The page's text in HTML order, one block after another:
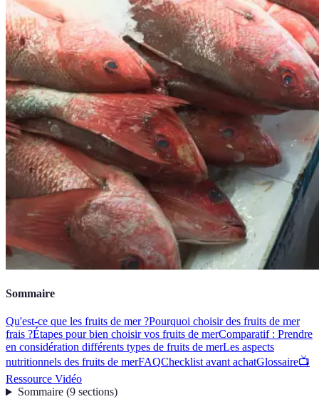
Sommaire
Qu'est-ce que les fruits de mer ?Pourquoi choisir des fruits de mer
frais ?Étapes pour bien choisir vos fruits de merComparatif : Prendre
en considération différents types de fruits de merLes aspects
nutritionnels des fruits de merFAQChecklist avant achatGlossaire📺
Ressource Vidéo
Sommaire(9 sections)